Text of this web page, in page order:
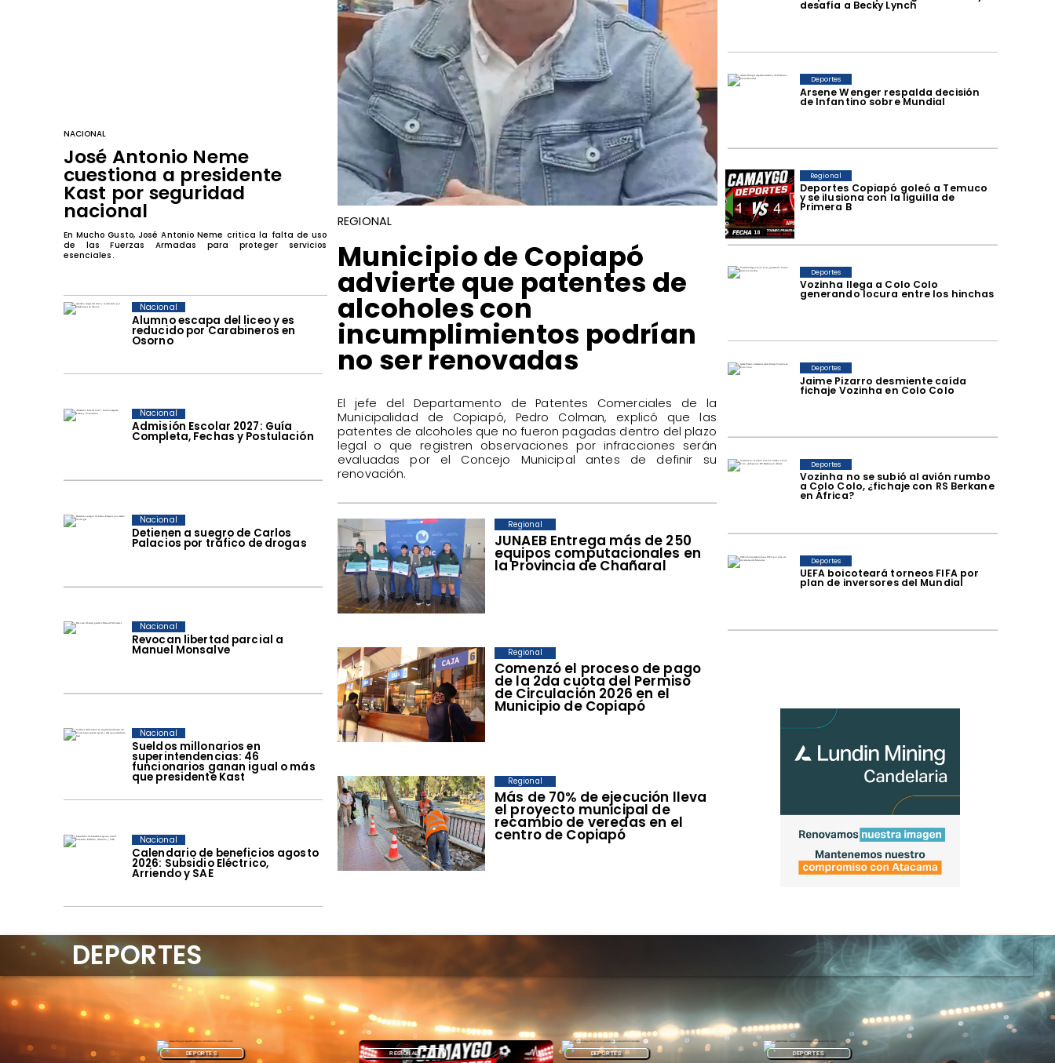
desafía a Becky Lynch
Arsene Wenger respalda decisión
de Infantino sobre Mundial
Deportes
Deportes Copiapó goleó a Temuco
y se ilusiona con la liguilla de
Primera B
Regional
Vozinha llega a Colo Colo
generando locura entre los hinchas
Deportes
Jaime Pizarro desmiente caída
fichaje Vozinha en Colo Colo
Deportes
Vozinha no se subió al avión rumbo
a Colo Colo, ¿fichaje con RS Berkane
en África?
Deportes
UEFA boicoteará torneos FIFA por
plan de inversores del Mundial
Deportes
Alumno escapa del liceo y es
reducido por Carabineros en
Osorno
Nacional
Admisión Escolar 2027: Guía
Completa, Fechas y Postulación
Nacional
Detienen a suegro de Carlos
Palacios por tráfico de drogas
Nacional
Revocan libertad parcial a
Manuel Monsalve
Nacional
Sueldos millonarios en
superintendencias: 46
funcionarios ganan igual o más
que presidente Kast
Nacional
Calendario de beneficios agosto
2026: Subsidio Eléctrico,
Arriendo y SAE
Nacional
​JUNAEB Entrega más de 250
equipos computacionales en
la Provincia de Chañaral
Regional
​Comenzó el proceso de pago
de la 2da cuota del Permiso
de Circulación 2026 en el
Municipio de Copiapó
Regional
​Más de 70% de ejecución lleva
el proyecto municipal de
recambio de veredas en el
centro de Copiapó
Regional
NACIONAL
José Antonio Neme
cuestiona a presidente
Kast por seguridad
nacional
En Mucho Gusto, José Antonio Neme critica la falta de uso
de las Fuerzas Armadas para proteger servicios
esenciales.
REGIONAL
Municipio de Copiapó
advierte que patentes de
alcoholes con
incumplimientos podrían
no ser renovadas
El jefe del Departamento de Patentes Comerciales de la
Municipalidad de Copiapó, Pedro Colman, explicó que las
patentes de alcoholes que no fueron pagadas dentro del plazo
legal o que registren observaciones por infracciones serán
evaluadas por el Concejo Municipal antes de definir su
renovación.
DEPORTES REGIONAL DEPORTES DEPORTES
DEPORTES